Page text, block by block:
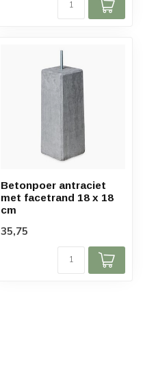
Betonpoer antraciet
met facetrand 18 x 18
cm
35,75